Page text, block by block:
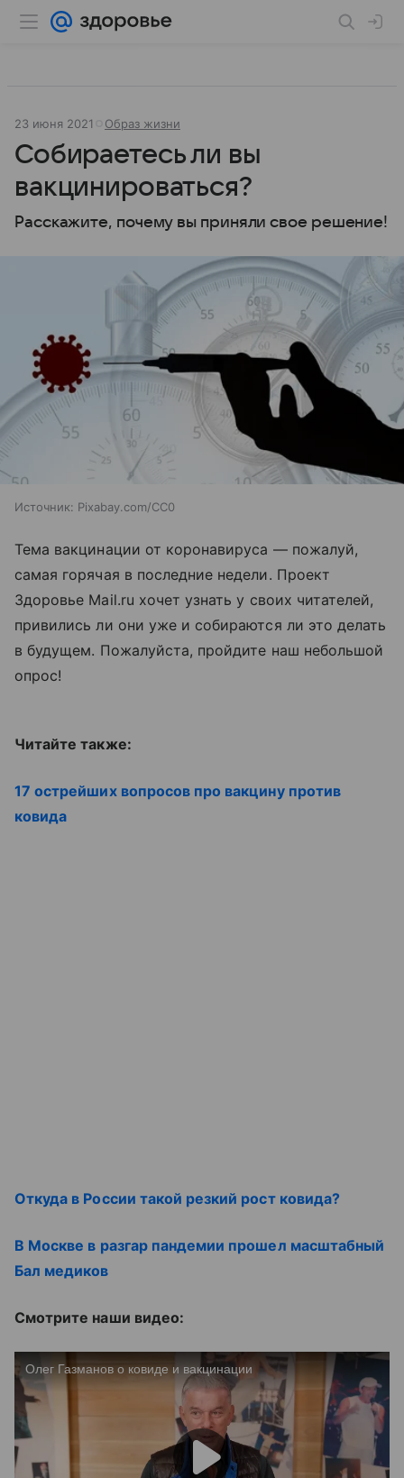
23 июня 2021 Образ жизни
Собираетесь ли вы
вакцинироваться?
Расскажите, почему вы приняли свое решение!
Источник: Pixabay.com/CC0
Тема вакцинации от коронавируса — пожалуй,
самая горячая в последние недели. Проект
Здоровье Mail.ru хочет узнать у своих читателей,
привились ли они уже и собираются ли это делать
в будущем. Пожалуйста, пройдите наш небольшой
опрос!
Читайте также:
17 острейших вопросов про вакцину против
ковида
Откуда в России такой резкий рост ковида?
В Москве в разгар пандемии прошел масштабный
Бал медиков
Смотрите наши видео: